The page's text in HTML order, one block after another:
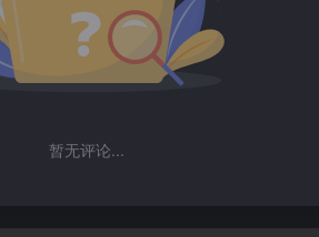
暂无评论...